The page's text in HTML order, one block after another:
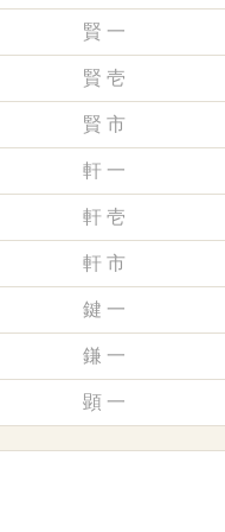
賢 一
賢 壱
賢 市
軒 一
軒 壱
軒 市
鍵 一
鎌 一
顕 一